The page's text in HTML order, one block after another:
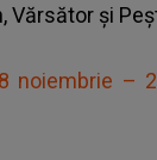
Vărsător şi
noiembrie –